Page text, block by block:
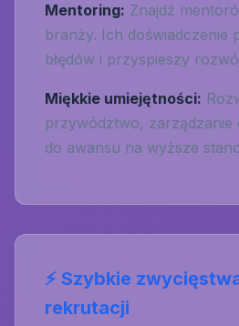
Mentoring: Znajdź
branży. Ich doświadczenie
błędów i przyspieszy
Miękkie umiejętności:
przywództwo, zarządzanie
do awansu na wyższe
⚡ Szybkie
rekrutacji